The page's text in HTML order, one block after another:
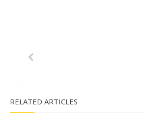
RELATED ARTICLES